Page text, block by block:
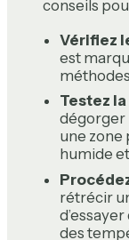
conseils
Vérifiez
est
Testez
dégorger
une zone
humide
rétrécir
des